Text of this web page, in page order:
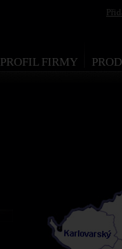
PROFIL FIRMY